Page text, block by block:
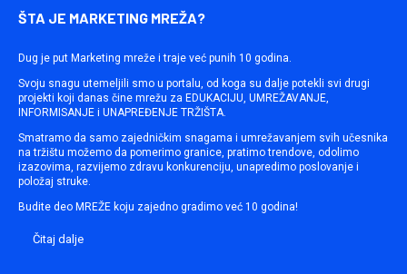
ŠTA JE MARKETING MREŽA?
Dug je put Marketing mreže i traje već punih 10 godina.
Svoju snagu utemeljili smo u portalu, od koga su dalje potekli svi drugi
projekti koji danas čine mrežu za EDUKACIJU, UMREŽAVANJE,
INFORMISANJE i UNAPREĐENJE TRŽIŠTA.
Smatramo da samo zajedničkim snagama i umrežavanjem svih učesnika
na tržištu možemo da pomerimo granice, pratimo trendove, odolimo
izazovima, razvijemo zdravu konkurenciju, unapredimo poslovanje i
položaj struke.
Budite deo MREŽE koju zajedno gradimo već 10 godina!
Čitaj dalje